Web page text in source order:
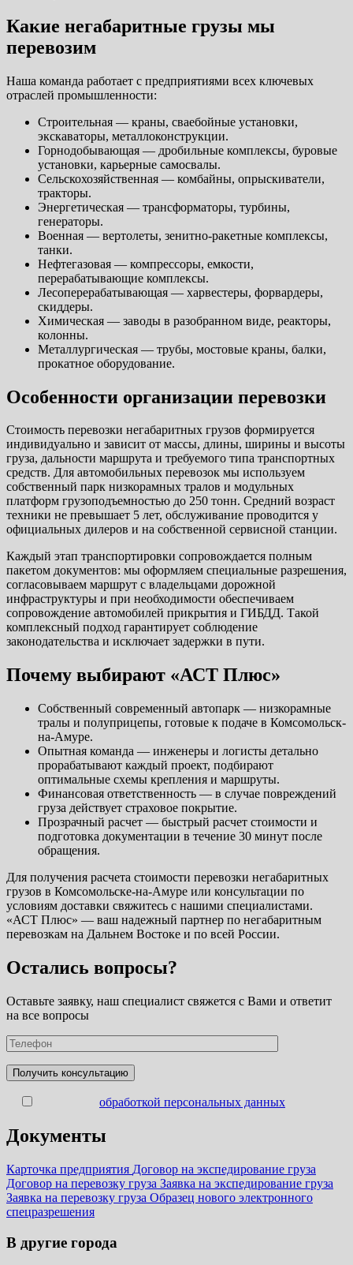
Какие негабаритные грузы мы
перевозим
Наша команда работает с предприятиями всех ключевых
отраслей промышленности:
Строительная — краны, сваебойные установки,
экскаваторы, металлоконструкции.
Горнодобывающая — дробильные комплексы, буровые
установки, карьерные самосвалы.
Сельскохозяйственная — комбайны, опрыскиватели,
тракторы.
Энергетическая — трансформаторы, турбины,
генераторы.
Военная — вертолеты, зенитно-ракетные комплексы,
танки.
Нефтегазовая — компрессоры, емкости,
перерабатывающие комплексы.
Лесоперерабатывающая — харвестеры, форвардеры,
скиддеры.
Химическая — заводы в разобранном виде, реакторы,
колонны.
Металлургическая — трубы, мостовые краны, балки,
прокатное оборудование.
Особенности организации перевозки
Стоимость перевозки негабаритных грузов формируется
индивидуально и зависит от массы, длины, ширины и высоты
груза, дальности маршрута и требуемого типа транспортных
средств. Для автомобильных перевозок мы используем
собственный парк низкорамных тралов и модульных
платформ грузоподъемностью до 250 тонн. Средний возраст
техники не превышает 5 лет, обслуживание проводится у
официальных дилеров и на собственной сервисной станции.
Каждый этап транспортировки сопровождается полным
пакетом документов: мы оформляем специальные разрешения,
согласовываем маршрут с владельцами дорожной
инфраструктуры и при необходимости обеспечиваем
сопровождение автомобилей прикрытия и ГИБДД. Такой
комплексный подход гарантирует соблюдение
законодательства и исключает задержки в пути.
Почему выбирают «АСТ Плюс»
Собственный современный автопарк — низкорамные
тралы и полуприцепы, готовые к подаче в Комсомольск-
на-Амуре.
Опытная команда — инженеры и логисты детально
прорабатывают каждый проект, подбирают
оптимальные схемы крепления и маршруты.
Финансовая ответственность — в случае повреждений
груза действует страховое покрытие.
Прозрачный расчет — быстрый расчет стоимости и
подготовка документации в течение 30 минут после
обращения.
Для получения расчета стоимости перевозки негабаритных
грузов в Комсомольске-на-Амуре или консультации по
условиям доставки свяжитесь с нашими специалистами.
«АСТ Плюс» — ваш надежный партнер по негабаритным
перевозкам на Дальнем Востоке и по всей России.
Остались вопросы?
Оставьте заявку, наш специалист свяжется с Вами и ответит
на все вопросы
обработкой персональных данных
Документы
Карточка предприятия Договор на экспедирование груза
Договор на перевозку груза Заявка на экспедирование груза
Заявка на перевозку груза Образец нового электронного
спецразрешения
В другие города